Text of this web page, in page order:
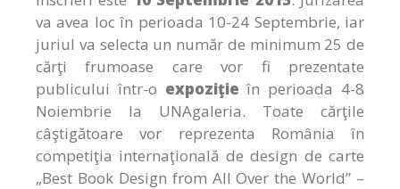
va avea loc în perioada 10-24 Septembrie, iar
juriul va selecta un număr de minimum 25 de
cărţi frumoase care vor fi prezentate
publicului într-o expoziţie în perioada 4-8
Noiembrie la UNAgaleria. Toate cărţile
câştigătoare vor reprezenta România în
competiţia internaţională de design de carte
„Best Book Design from All Over the World” –